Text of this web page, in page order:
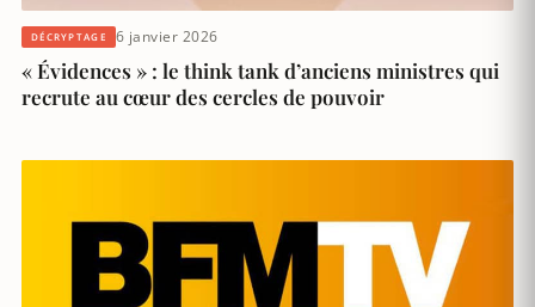
DÉCRYPTAGE 6 janvier 2026
« Évidences » : le think tank d’anciens ministres qui
recrute au cœur des cercles de pouvoir